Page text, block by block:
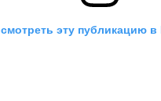
эту публикацию в